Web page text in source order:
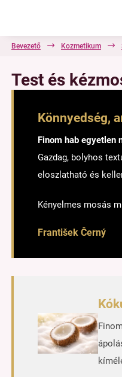
Bevezető Kozmetikum
Test és
Könnyedség,
Finom hab egyetlen
Gazdag, bolyhos
eloszlatható és
Kényelmes mosás
František Černý